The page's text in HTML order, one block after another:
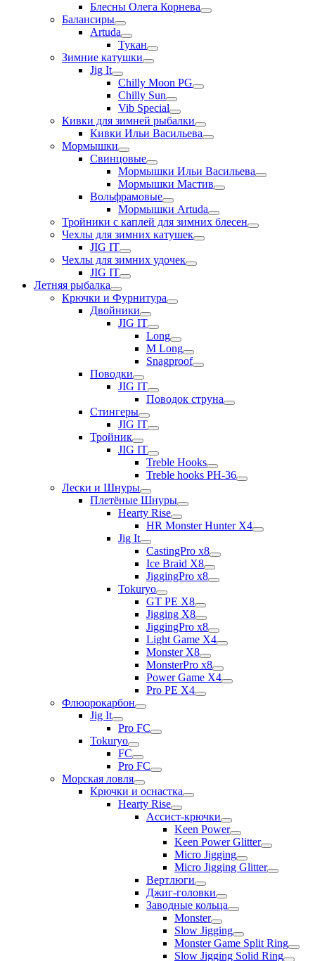
Блесны Олега Корнева
Балансиры
Artuda
Тукан
Зимние катушки
Jig It
Chilly Moon PG
Chilly Sun
Vib Special
Кивки для зимней рыбалки
Кивки Ильи Васильева
Мормышки
Свинцовые
Мормышки Ильи Васильева
Мормышки Мастив
Вольфрамовые
Мормышки Artuda
Тройники с каплей для зимних блесен
Чехлы для зимних катушек
JIG IT
Чехлы для зимних удочек
JIG IT
Летняя рыбалка
Крючки и Фурнитура
Двойники
JIG IT
Long
M Long
Snagproof
Поводки
JIG IT
Поводок струна
Стингеры
JIG IT
Тройник
JIG IT
Treble Hooks
Treble hooks PH-36
Лески и Шнуры
Плетёные Шнуры
Hearty Rise
HR Monster Hunter X4
Jig It
CastingPro x8
Ice Braid X8
JiggingPro x8
Tokuryo
GT PE X8
Jigging X8
JiggingPro x8
Light Game X4
Monster X8
MonsterPro x8
Power Game X4
Pro PE X4
Флюорокарбон
Jig It
Pro FC
Tokuryo
FC
Pro FC
Морская ловля
Крючки и оснастка
Hearty Rise
Ассист-крючки
Keen Power
Keen Power Glitter
Micro Jigging
Micro Jigging Glitter
Вертлюги
Джиг-головки
Заводные кольца
Monster
Slow Jigging
Monster Game Split Ring
Slow Jigging Solid Ring